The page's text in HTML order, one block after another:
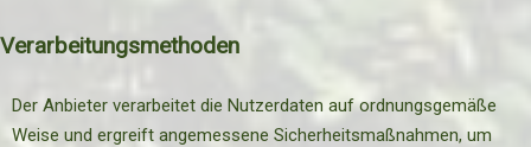
Verarbeitungsmethoden
Der Anbieter verarbeitet die Nutzerdaten auf ordnungsgemäße
Weise und ergreift angemessene Sicherheitsmaßnahmen, um